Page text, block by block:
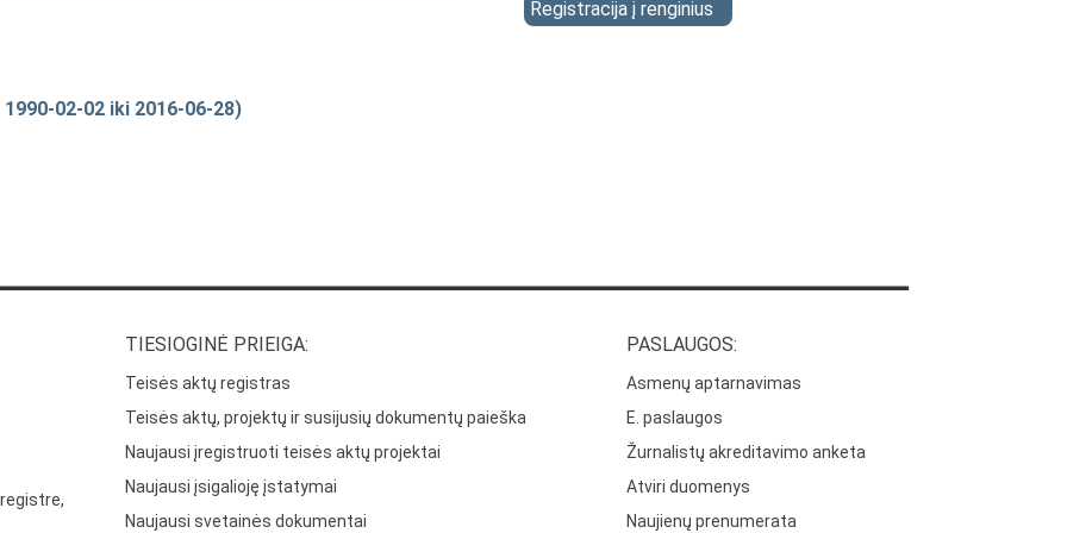
Registracija į renginius
02-02 iki 2016-06-28)
TIESIOGINĖ PRIEIGA:
Teisės aktų registras
Teisės aktų, projektų ir susijusių dokumentų paieška
Naujausi įregistruoti teisės aktų projektai
Naujausi įsigalioję įstatymai
Naujausi svetainės dokumentai
PASLAUGOS:
Asmenų aptarnavimas
E. paslaugos
Žurnalistų akreditavimo anketa
Atviri duomenys
Naujienų prenumerata